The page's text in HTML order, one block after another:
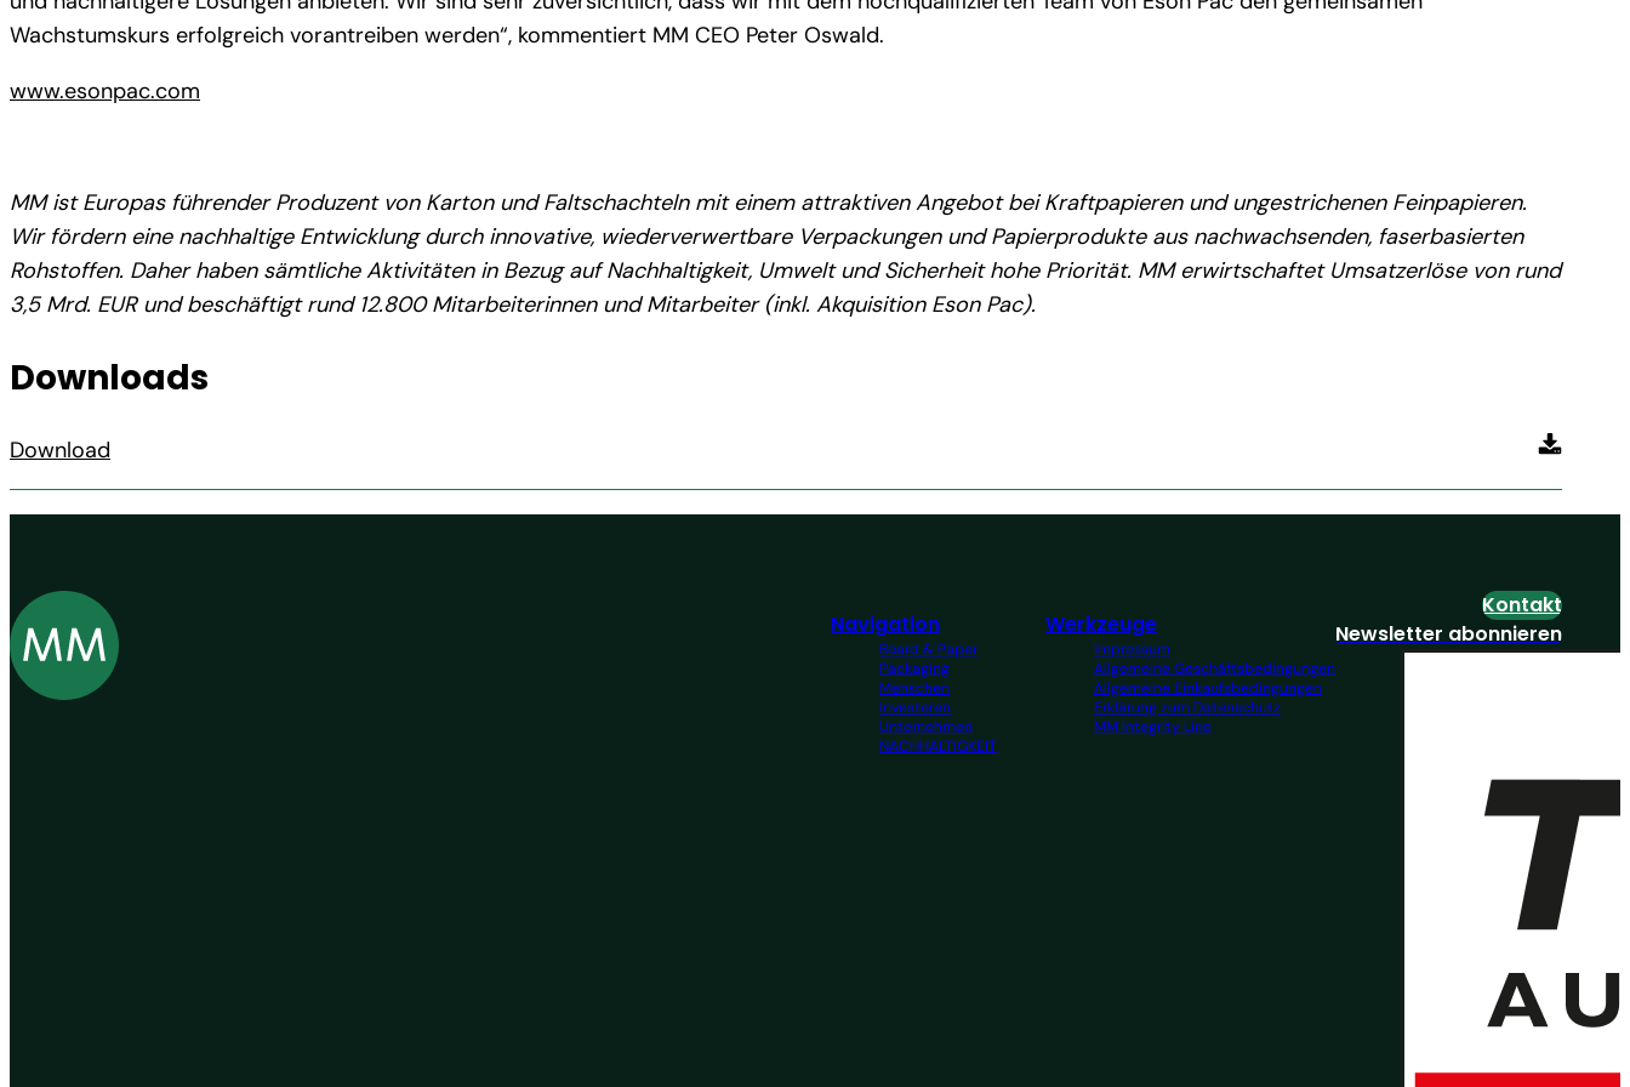
Wachstumskurs erfolgreich vorantreiben werden“, kommentiert MM CEO Peter Oswald.
www.esonpac.com
MM ist Europas führender Produzent von Karton und Faltschachteln mit einem attraktiven Angebot bei Kraftpapieren und ungestrichenen Feinpapieren.
Wir fördern eine nachhaltige Entwicklung durch innovative, wiederverwertbare Verpackungen und Papierprodukte aus nachwachsenden, faserbasierten
Rohstoffen. Daher haben sämtliche Aktivitäten in Bezug auf Nachhaltigkeit, Umwelt und Sicherheit hohe Priorität. MM erwirtschaftet Umsatzerlöse von rund
3,5 Mrd. EUR und beschäftigt rund 12.800 Mitarbeiterinnen und Mitarbeiter (inkl. Akquisition Eson Pac).
Downloads
Download
Navigation
Board & Paper
Packaging
Menschen
Investoren
Unternehmen
NACHHALTIGKEIT
Werkzeuge
Impressum
Allgemeine Geschäftsbedingungen
Allgemeine Einkaufsbedingungen
Erklärung zum Datenschutz
MM Integrity Line
Kontakt
Newsletter abonnieren